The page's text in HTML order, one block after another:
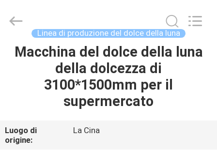
CASA.
PRODOTTI
SPETTACOLO
VR
Food
Machinery
Reserved.
Linea di produzione del dolce della luna
Macchina del dolce della luna
della dolcezza di
3100*1500mm per il
supermercato
Luogo di
origine:
La Cina